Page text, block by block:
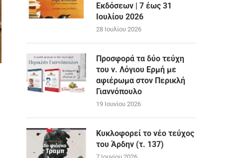
Εκδόσεων | 7 έως 31
Ιουλίου 2026
28 Ιουλίου 2026
Προσφορά τα δύο τεύχη
του ν. Λόγιου Ερμή με
αφιέρωμα στον Περικλή
Γιαννόπουλο
19 Ιουνίου 2026
Κυκλοφορεί το νέο τεύχος
του Άρδην (τ. 137)